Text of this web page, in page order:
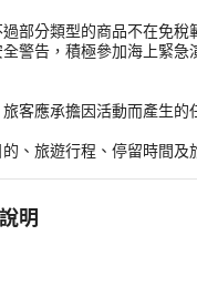
部分類型的商品不在免稅
警告，積極參加海上緊
客應承擔因活動而產生的
、旅遊行程、停留時間及
明